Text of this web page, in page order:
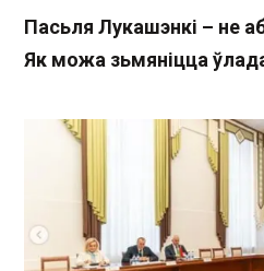
Пасьля Лукашэнкі – не
Як можа зьмяніцца